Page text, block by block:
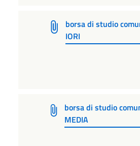
borsa di studio
IORI
borsa di studio
MEDIA